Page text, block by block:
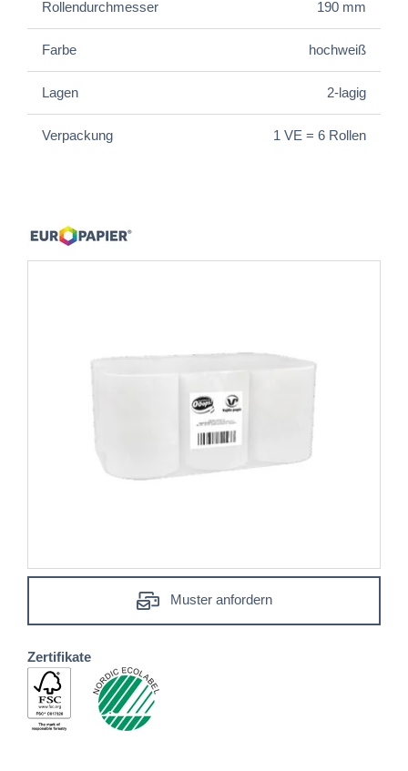
Rollendurchmesser 190 mm
Farbe hochweiß
Lagen 2-lagig
Verpackung 1 VE = 6 Rollen
Muster anfordern
Zertifikate